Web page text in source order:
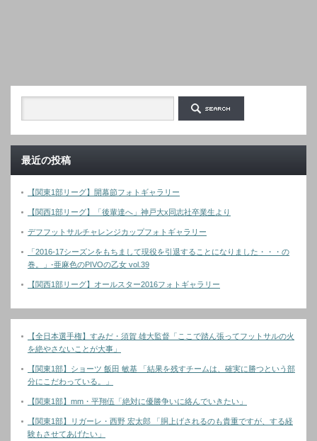
最近の投稿
【関東1部リーグ】開幕節フォトギャラリー
【関西1部リーグ】「後輩達へ」神戸大x同志社卒業生より
デフフットサルチャレンジカップフォトギャラリー
「2016-17シーズンをもちまして現役を引退することになりました・・・の
巻。」-亜麻色のPIVOの乙女 vol.39
【関西1部リーグ】オールスター2016フォトギャラリー
【全日本選手権】すみだ・須賀 雄大監督「ここで踏ん張ってフットサルの火
を絶やさないことが大事」
【関東1部】ショーツ 飯田 敏基 「結果を残すチームは、確実に勝つという部
分にこだわっている。」
【関東1部】mm・平翔伍「絶対に優勝争いに絡んでいきたい」
【関東1部】リガーレ・西野 宏太郎 「胴上げされるのも貴重ですが、する経
験もさせてあげたい」